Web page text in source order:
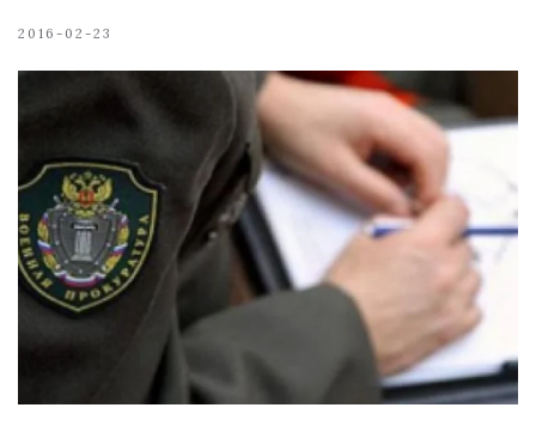
2016-02-23